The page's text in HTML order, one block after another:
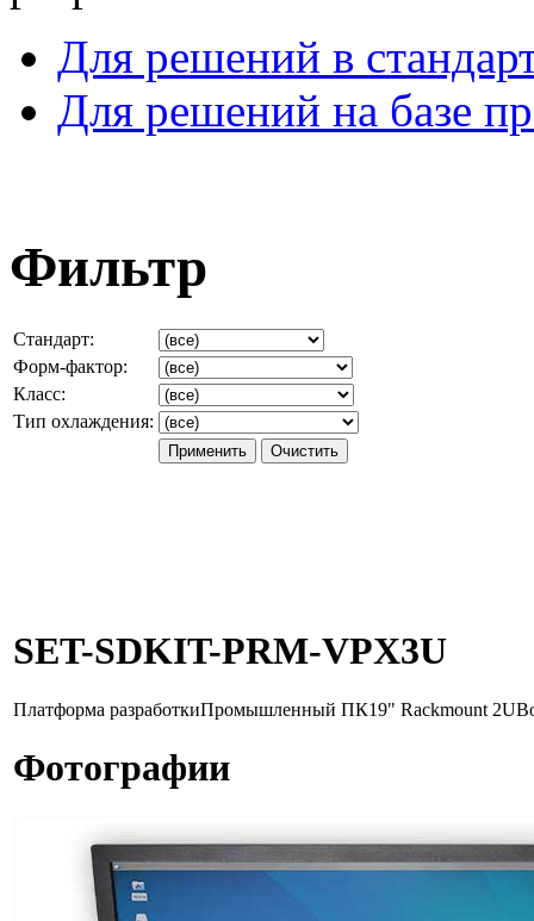
Для решений в
Для решений на базе
Фильтр
Стандарт:
Форм-фактор:
Класс:
Тип охлаждения:
SET-SDKIT-PRM-VPX3U
Платформа разработкиПромышленный ПК19" Rackmount 2U
Фотографии